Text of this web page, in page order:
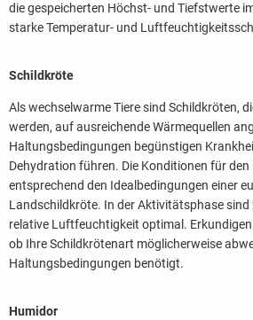
die gespeicherten Höchst- und Tiefstwerte
starke Temperatur- und
Schildkröte
Als wechselwarme Tiere sind Schildkröten,
werden, auf ausreichende Wärmequellen
Haltungsbedingungen begünstigen
Dehydration führen. Die Konditionen für den
entsprechend den Idealbedingungen einer
Landschildkröte. In der Aktivitätsphase sind
relative Luftfeuchtigkeit optimal.
ob Ihre Schildkrötenart möglicherweise
Haltungsbedingungen benötigt.
Humidor